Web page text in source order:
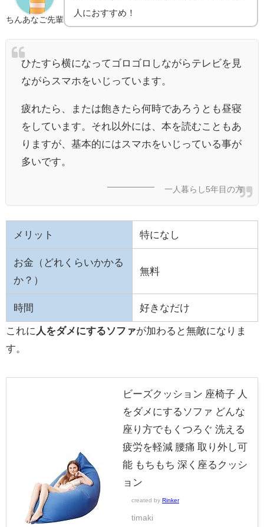
ちんあなご先輩
人におすすめ！
ひたすら横になってゴロゴロしながらテレビを見
ながらスマホをいじっています。
疲れたら、または飽きたら何時であろうとも昼寝
をしています。それ以外には、本を読むこともあ
りますが、基本的にはスマホをいじっている事が
多いです。
一人暮らし5年目の方
メリット 特になし
お金（どれくらいかかる
か？）
無料
時間 好きなだけ
これに 人をダメにするソファが加わると無敵になりま
す。
ビーズクッション 座椅子 人
をダメにするソファ どんな
座り方でもくつろぐ 洗える
疲労を軽減 腰痛 取り外し可
能 もちもち 深く座るクッシ
ョン
created by Rinker
timaki